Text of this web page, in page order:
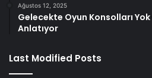
Ağustos 12, 2025
Gelecekte Oyun Konsolları
Anlatıyor
Last Modified Posts